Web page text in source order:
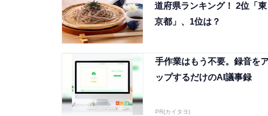
道府県ランキング！ 2位「東
京都」、1位は？
手作業はもう不要。録音を
ップするだけのAI議事録
PR(カイタヨ)